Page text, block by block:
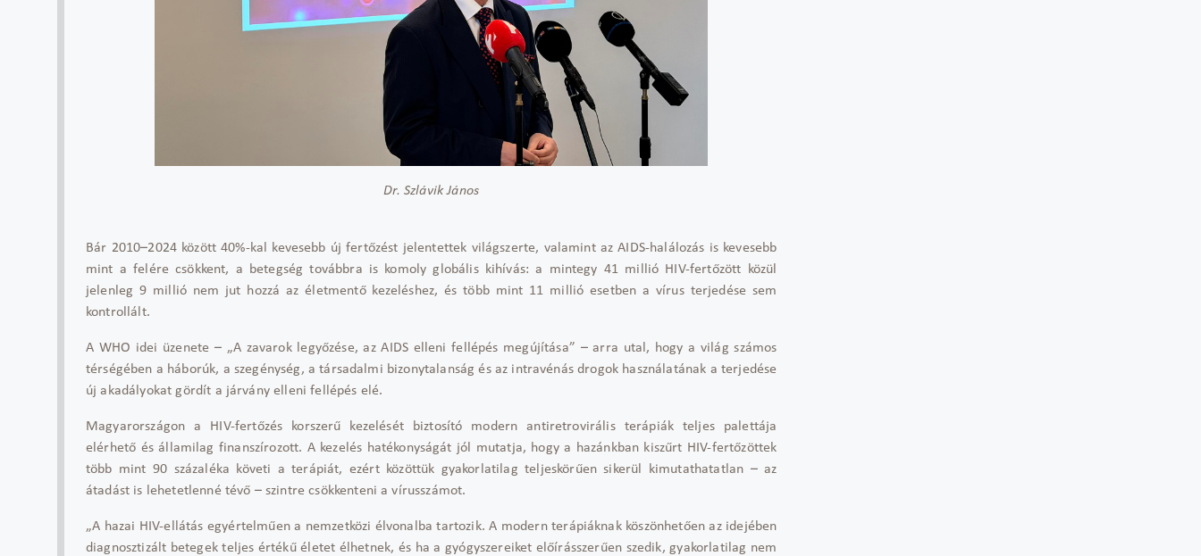
Dr. Szlávik János
Bár 2010–2024 között 40%-kal kevesebb új fertőzést jelentettek világszerte, valamint az AIDS-halálozás is kevesebb
mint a felére csökkent, a betegség továbbra is komoly globális kihívás: a mintegy 41 millió HIV-fertőzött közül
jelenleg 9 millió nem jut hozzá az életmentő kezeléshez, és több mint 11 millió esetben a vírus terjedése sem
kontrollált.
A WHO idei üzenete – „A zavarok legyőzése, az AIDS elleni fellépés megújítása” – arra utal, hogy a világ számos
térségében a háborúk, a szegénység, a társadalmi bizonytalanság és az intravénás drogok használatának a terjedése
új akadályokat gördít a járvány elleni fellépés elé.
Magyarországon a HIV-fertőzés korszerű kezelését biztosító modern antiretrovirális terápiák teljes palettája
elérhető és államilag finanszírozott. A kezelés hatékonyságát jól mutatja, hogy a hazánkban kiszűrt HIV-fertőzöttek
több mint 90 százaléka követi a terápiát, ezért közöttük gyakorlatilag teljeskörűen sikerül kimutathatatlan – az
átadást is lehetetlenné tévő – szintre csökkenteni a vírusszámot.
„A hazai HIV-ell átás egyértelműen a nemzetközi élvonalba tartozik. A modern terápiáknak köszönhetően az idejében
diagnosztizált betegek teljes értékűéletet élhetnek, és ha a gyógyszereiket előírásszerűen szedik, gyakorlatilag nem